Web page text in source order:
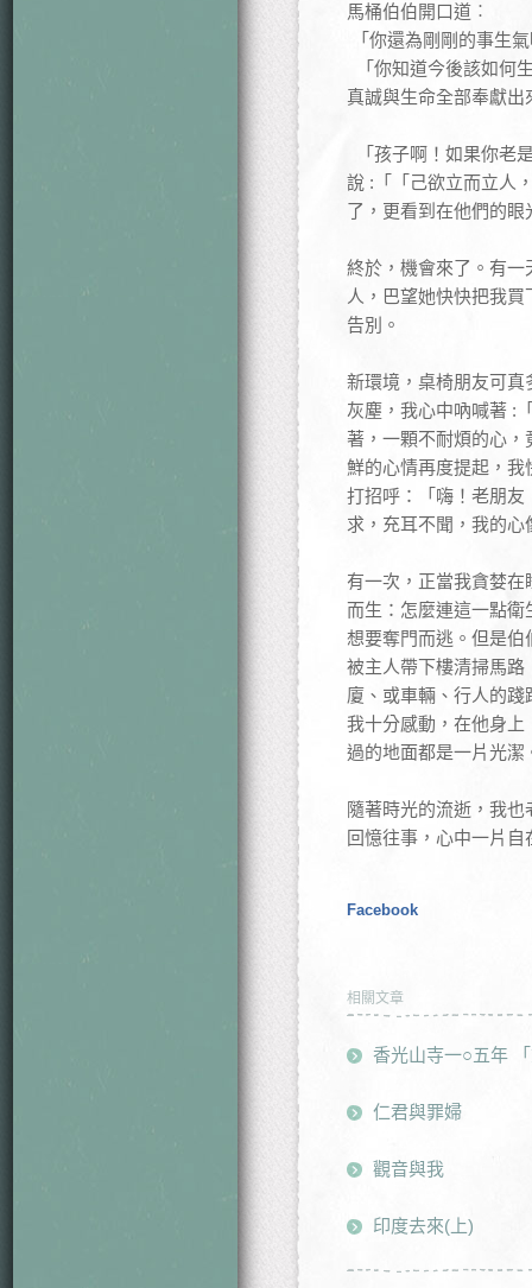
馬桶伯伯開口道︰
「你還為剛剛的事生
「你知道今後該如何
真誠與生命全部奉獻
「孩子啊！如果你老
說 :「「己欲立而立人
了，更看到在他們的
終於，機會來了。有
人，巴望她快快把我
告別。
新環境，桌椅朋友可
灰塵，我心中吶喊著 :
著，一顆不耐煩的心
鮮的心情再度提起，
打招呼：「嗨！老朋
求，充耳不聞，我的
有一次，正當我貪婪
而生：怎麼連這一點
想要奪門而逃。但是
被主人帶下樓清掃馬
廈、或車輛、行人的
我十分感動，在他身
過的地面都是一片光潔
隨著時光的流逝，我
回憶往事，心中一片
Facebook
相關文章
香光山寺一○五年
仁君與罪婦
觀音與我
印度去來(上)